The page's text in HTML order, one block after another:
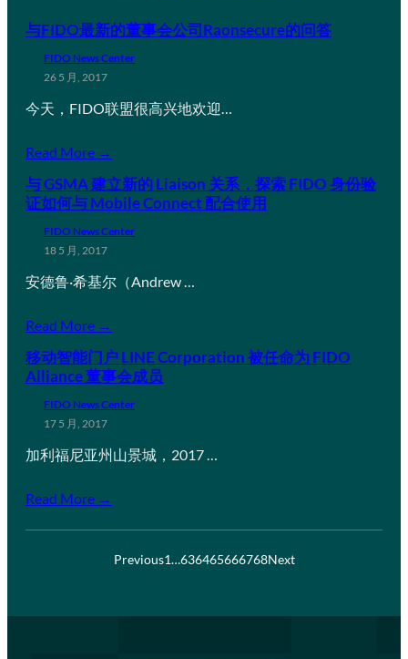
与FIDO最新的董事会公司Raonsecure的问答
FIDO News Center
26 5 月, 2017
今天，FIDO联盟很高兴地欢迎…
Read More →
与 GSMA 建立新的 Liaison 关系，探索 FIDO 身份验
证如何与 Mobile Connect 配合使用
FIDO News Center
18 5 月, 2017
安德鲁·希基尔（Andrew …
Read More →
移动智能门户 LINE Corporation 被任命为 FIDO
Alliance 董事会成员
FIDO News Center
17 5 月, 2017
加利福尼亚州山景城，2017 …
Read More →
Previous1…636465666768Next